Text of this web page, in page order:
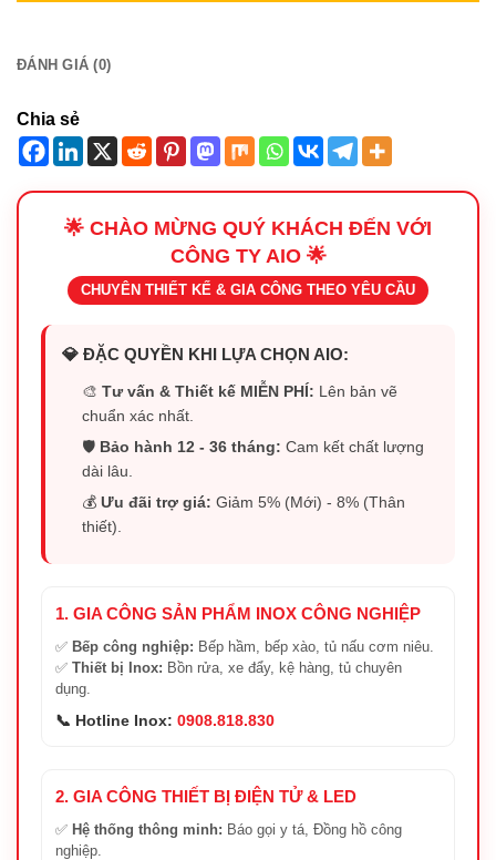
ĐÁNH GIÁ (0)
Chia sẻ
🌟 CHÀO MỪNG QUÝ KHÁCH ĐẾN VỚI
CÔNG TY AIO 🌟
CHUYÊN THIẾT KẾ & GIA CÔNG THEO YÊU CẦU
💎 ĐẶC QUYỀN KHI LỰA CHỌN AIO:
🎨Tư vấn & Thiết kế MIỄN PHÍ: Lên bản vẽ
chuẩn xác nhất.
🛡️ Bảo hành 12 - 36 tháng: Cam kết chất lượng
dài lâu.
💰Ưu đãi trợ giá: Giảm 5% (Mới) - 8% (Thân
thiết).
1. GIA CÔNG SẢN PHẨM INOX CÔNG NGHIỆP
✅ Bếp công nghiệp: Bếp hầm, bếp xào, tủ nấu cơm niêu.
✅ Thiết bị Inox: Bồn rửa, xe đẩy, kệ hàng, tủ chuyên
dụng.
📞 Hotline Inox: 0908.818.830
2. GIA CÔNG THIẾT BỊ ĐIỆN TỬ & LED
✅ Hệ thống thông minh: Báo gọi y tá, Đồng hồ công
nghiệp.